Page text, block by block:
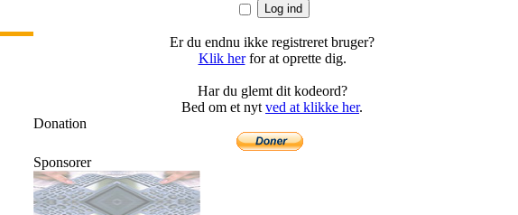
Er du endnu ikke registreret bruger?
Klik herfor at oprette dig.
Har du glemt dit kodeord?
Bed om et nyt ved at klikke her.
Donation
Sponsorer